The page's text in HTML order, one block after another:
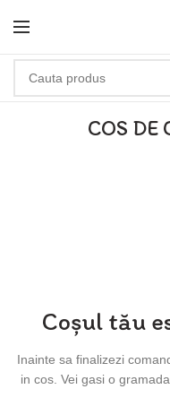
COS DE
Coșul tău
Inainte sa finalizezi
in cos. Vei gasi o